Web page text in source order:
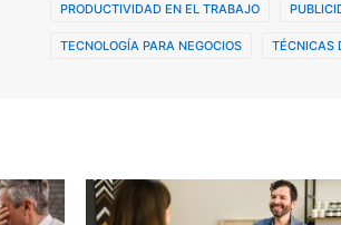
PRODUCTIVIDAD EN EL TRABAJO
TECNOLOGÍA PARA NEGOCIOS TÉCNICAS